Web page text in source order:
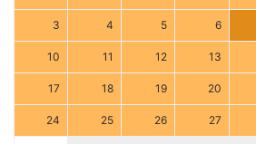
3 4 5 6
10 11 12 13
17 18 19 20
24 25 26 27